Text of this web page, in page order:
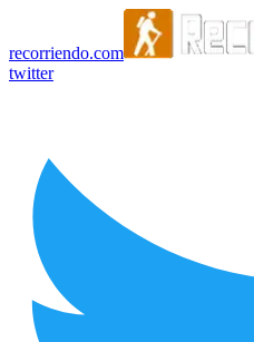
recorriendo.com
twitter